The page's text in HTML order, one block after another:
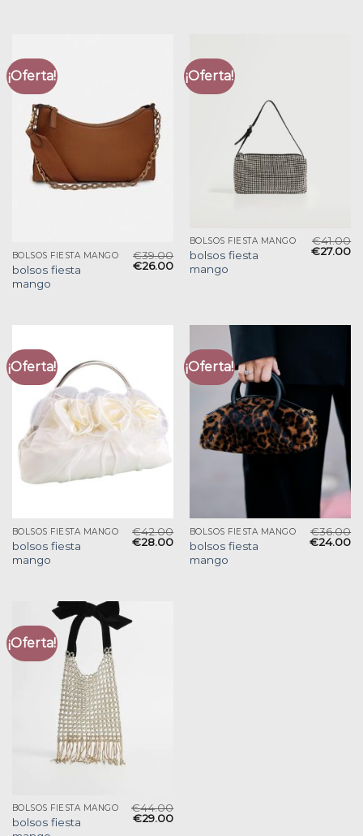
¡Oferta!
BOLSOS FIESTA MANGO
bolsos fiesta
mango
€39.00
€26.00
¡Oferta!
BOLSOS FIESTA MANGO
bolsos fiesta
mango
€41.00
€27.00
¡Oferta!
BOLSOS FIESTA MANGO
bolsos fiesta
mango
€42.00
€28.00
¡Oferta!
BOLSOS FIESTA MANGO
bolsos fiesta
mango
€36.00
€24.00
¡Oferta!
BOLSOS FIESTA MANGO
bolsos fiesta
€44.00
€29.00